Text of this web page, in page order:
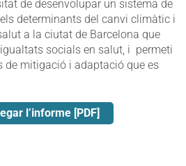
de desenvolupar un sistema de
determinants del canvi climàtic i
a la ciutat de Barcelona que
socials en salut, i permeti
de mitigació i adaptació que es
l’informe [PDF]